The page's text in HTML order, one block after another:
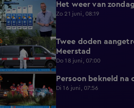
1:50 Het weer van
Zo 21 juni, 08:19
0:29
Twee doden
Meerstad
Do 18 juni, 07:00
0:44 Persoon bekneld na
Di 16 juni, 07:56